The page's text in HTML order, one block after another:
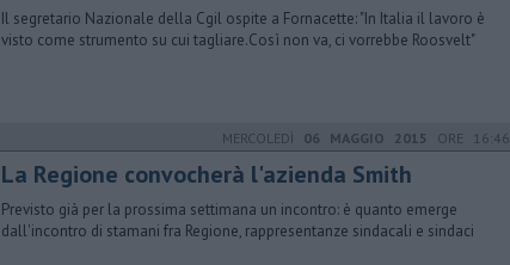
Il segretario Nazionale della Cgil ospite a Fornacette: "In Italia il lavoro è
visto come strumento su cui tagliare.Così non va, ci vorrebbe Roosvelt"
MERCOLEDÌ 06 MAGGIO 2015 ORE 16:46
La Regione convocherà l'azienda Smith
Previsto già per la prossima settimana un incontro: è quanto emerge
dall'incontro di stamani fra Regione, rappresentanze sindacali e sindaci